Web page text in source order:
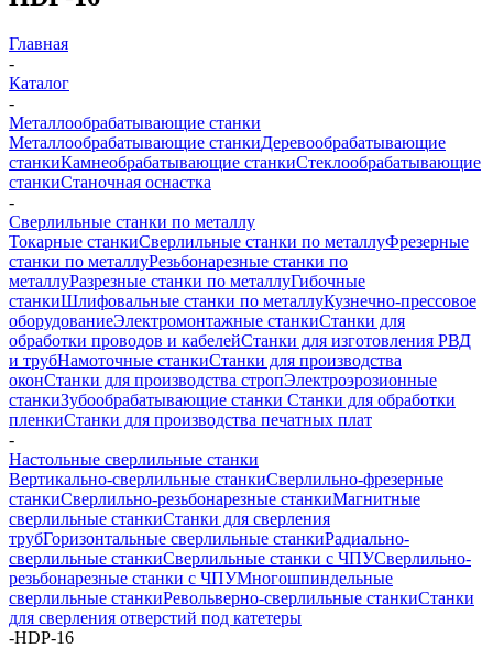
Главная
-
Каталог
-
Металлообрабатывающие станки
Металлообрабатывающие станкиДеревообрабатывающие
станкиКамнеобрабатывающие станкиСтеклообрабатывающие
станкиСтаночная оснастка
-
Сверлильные станки по металлу
Токарные станкиСверлильные станки по металлуФрезерные
станки по металлуРезьбонарезные станки по
металлуРазрезные станки по металлуГибочные
станкиШлифовальные станки по металлуКузнечно-прессовое
оборудованиеЭлектромонтажные станкиСтанки для
обработки проводов и кабелейСтанки для изготовления РВД
и трубНамоточные станкиСтанки для производства
оконСтанки для производства стропЭлектроэрозионные
станкиЗубообрабатывающие станки Станки для обработки
пленкиСтанки для производства печатных плат
-
Настольные сверлильные станки
Вертикально-сверлильные станкиСверлильно-фрезерные
станкиСверлильно-резьбонарезные станкиМагнитные
сверлильные станкиСтанки для сверления
трубГоризонтальные сверлильные станкиРадиально-
сверлильные станкиСверлильные станки с ЧПУСверлильно-
резьбонарезные станки с ЧПУМногошпиндельные
сверлильные станкиРевольверно-сверлильные станкиСтанки
для сверления отверстий под катетеры
-HDP-16